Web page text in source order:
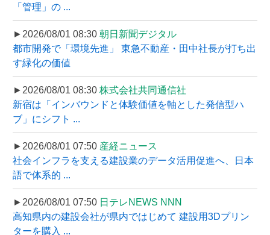
「管理」の ...
►2026/08/01 08:30 朝日新聞デジタル
都市開発で「環境先進」 東急不動産・田中社長が打ち出
す緑化の価値
►2026/08/01 08:30 株式会社共同通信社
新宿は「インバウンドと体験価値を軸とした発信型ハ
ブ」にシフト ...
►2026/08/01 07:50 産経ニュース
社会インフラを支える建設業のデータ活用促進へ、日本
語で体系的 ...
►2026/08/01 07:50 日テレNEWS NNN
高知県内の建設会社が県内ではじめて 建設用3Dプリン
ターを購入 ...